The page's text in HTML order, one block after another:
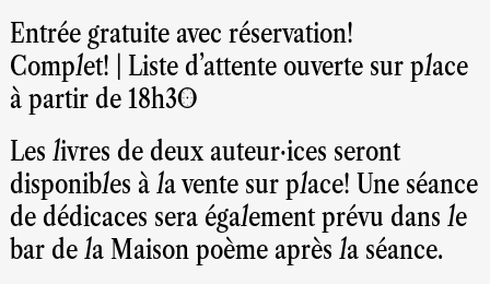
Entrée gratuite avec réservation!
Complet! | Liste d'attente ouverte sur place
à partir de 18h30
Les livres de deux auteur·ices seront
disponibles à la vente sur place! Une séance
de dédicaces sera également prévu dans le
bar de la Maison poème après la séance.